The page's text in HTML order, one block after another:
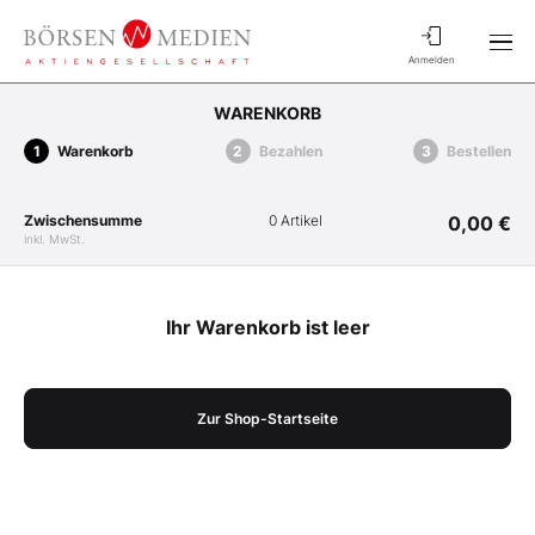
Anmelden
WARENKORB
Warenkorb Bezahlen Bestellen
Zwischensumme
inkl. MwSt.
0 Artikel 0,00 €
Ihr Warenkorb ist leer
Zur Shop-Startseite